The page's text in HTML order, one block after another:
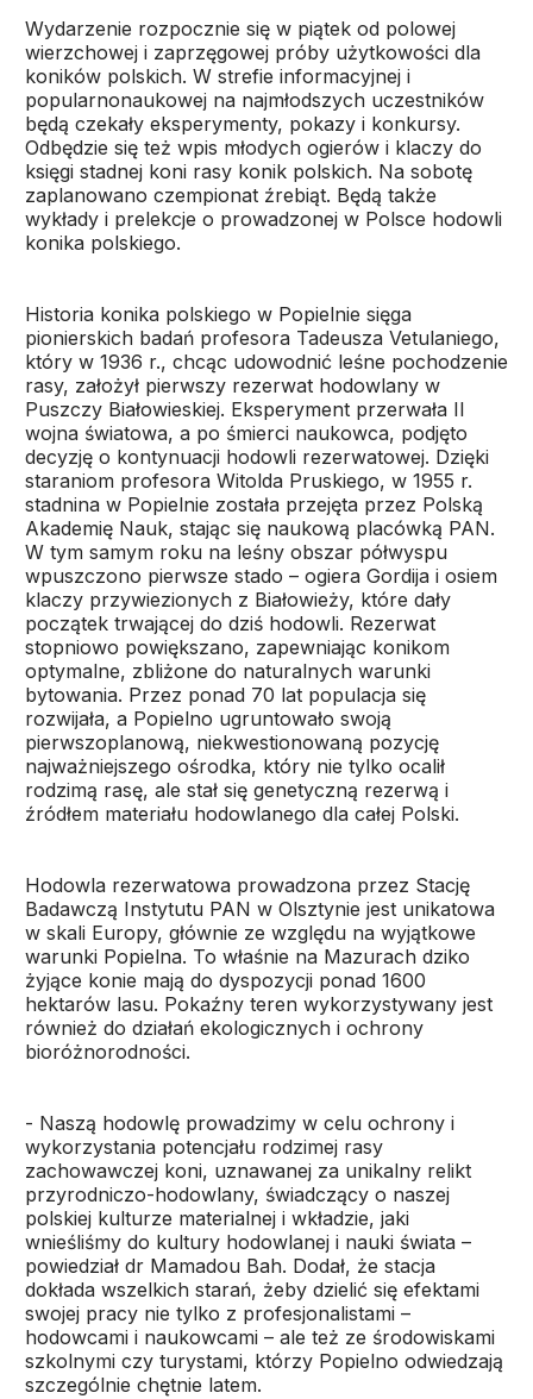
Wydarzenie rozpocznie się w piątek od polowej
wierzchowej i zaprzęgowej próby użytkowości dla
koników polskich. W strefie informacyjnej i
popularnonaukowej na najmłodszych uczestników
będą czekały eksperymenty, pokazy i konkursy.
Odbędzie się też wpis młodych ogierów i klaczy do
księgi stadnej koni rasy konik polskich. Na sobotę
zaplanowano czempionat źrebiąt. Będą także
wykłady i prelekcje o prowadzonej w Polsce hodowli
konika polskiego.
Historia konika polskiego w Popielnie sięga
pionierskich badań profesora Tadeusza Vetulaniego,
który w 1936 r., chcąc udowodnić leśne pochodzenie
rasy, założył pierwszy rezerwat hodowlany w
Puszczy Białowieskiej. Eksperyment przerwała II
wojna światowa, a po śmierci naukowca, podjęto
decyzję o kontynuacji hodowli rezerwatowej. Dzięki
staraniom profesora Witolda Pruskiego, w 1955 r.
stadnina w Popielnie została przejęta przez Polską
Akademię Nauk, stając się naukową placówką PAN.
W tym samym roku na leśny obszar półwyspu
wpuszczono pierwsze stado – ogiera Gordija i osiem
klaczy przywiezionych z Białowieży, które dały
początek trwającej do dziś hodowli. Rezerwat
stopniowo powiększano, zapewniając konikom
optymalne, zbliżone do naturalnych warunki
bytowania. Przez ponad 70 lat populacja się
rozwijała, a Popielno ugruntowało swoją
pierwszoplanową, niekwestionowaną pozycję
najważniejszego ośrodka, który nie tylko ocalił
rodzimą rasę, ale stał się genetyczną rezerwą i
źródłem materiału hodowlanego dla całej Polski.
Hodowla rezerwatowa prowadzona przez Stację
Badawczą Instytutu PAN w Olsztynie jest unikatowa
w skali Europy, głównie ze względu na wyjątkowe
warunki Popielna. To właśnie na Mazurach dziko
żyjące konie mają do dyspozycji ponad 1600
hektarów lasu. Pokaźny teren wykorzystywany jest
również do działań ekologicznych i ochrony
bioróżnorodności.
- Naszą hodowlę prowadzimy w celu ochrony i
wykorzystania potencjału rodzimej rasy
zachowawczej koni, uznawanej za unikalny relikt
przyrodniczo-hodowlany, świadczący o naszej
polskiej kulturze materialnej i wkładzie, jaki
wnieśliśmy do kultury hodowlanej i nauki świata –
powiedział dr Mamadou Bah. Dodał, że stacja
dokłada wszelkich starań, żeby dzielić się efektami
swojej pracy nie tylko z profesjonalistami –
hodowcami i naukowcami – ale też ze środowiskami
szkolnymi czy turystami, którzy Popielno odwiedzają
szczególnie chętnie latem.